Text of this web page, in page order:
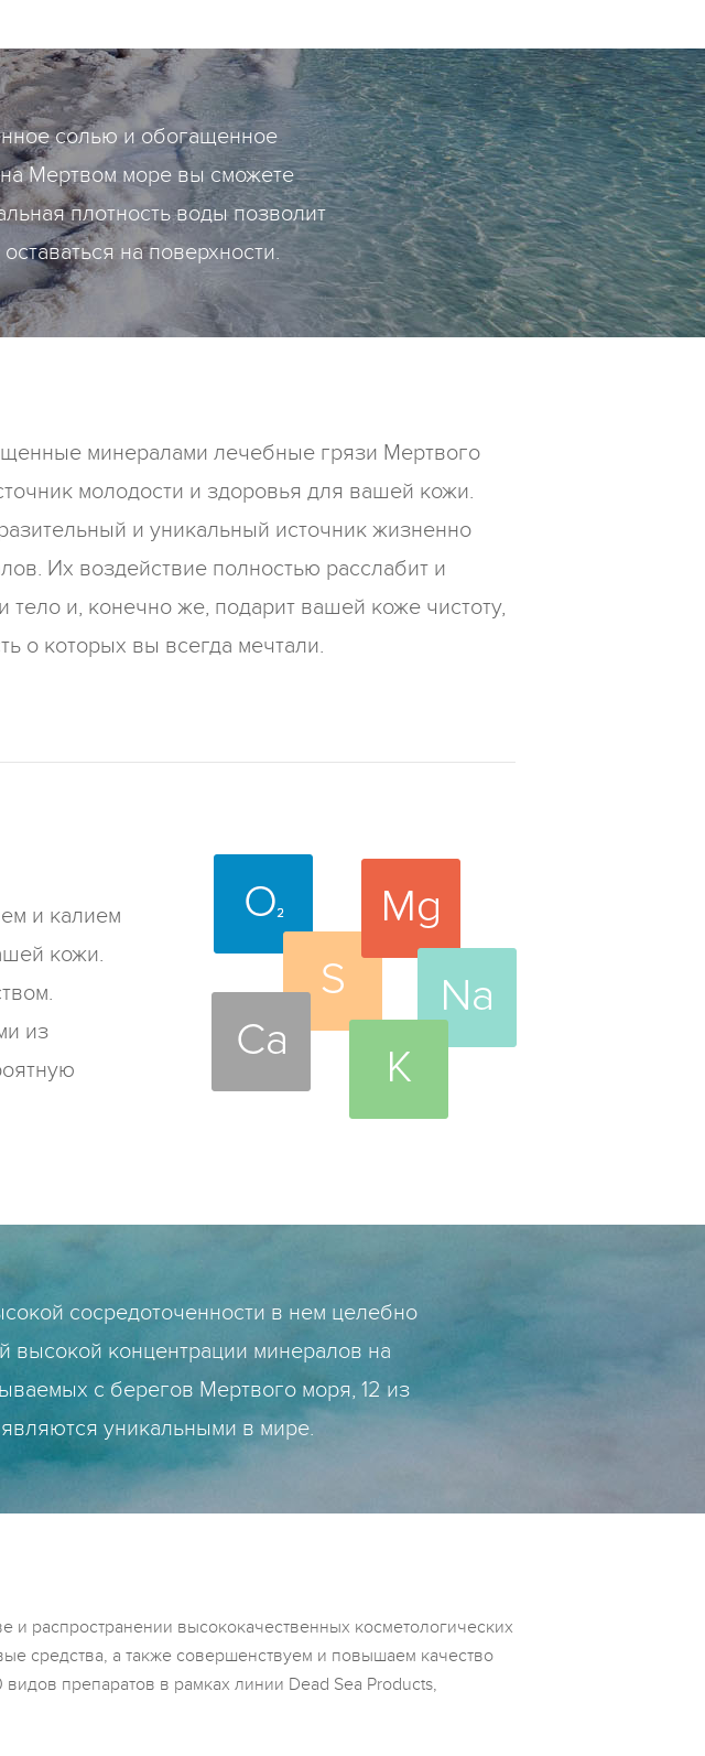
солью и обогащенное
Мертвом море вы сможете
плотность воды позволит
на поверхности.
минералами лечебные грязи Мертвого
молодости и здоровья для вашей кожи.
и уникальный источник жизненно
Их воздействие полностью расслабит и
тело и, конечно же, подарит вашей коже чистоту,
о которых вы всегда мечтали.
и калием
кожи.
из
сосредоточенности в нем целебно
высокой концентрации минералов на
с берегов Мертвого моря, 12 из
уникальными в мире.
и распространении высококачественных косметологических
средства, а также совершенствуем и повышаем качество
препаратов в рамках линии Dead Sea Products,